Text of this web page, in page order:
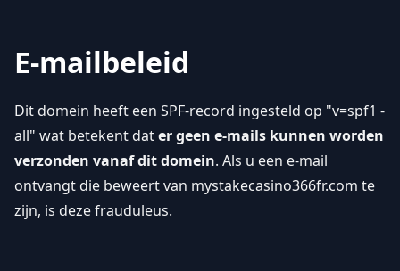
E-mailbeleid
Dit domein heeft een SPF-record ingesteld op "v=spf1 -
all" wat betekent dater geen e-mails kunnen worden
verzonden vanaf dit domein. Als u een e-mail
ontvangt die beweert van mystakecasino366fr.com te
zijn, is deze frauduleus.